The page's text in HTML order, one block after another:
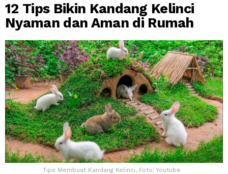
12 Tips Bikin Kandang Kelinci
Nyaman dan Aman di Rumah
Tips Membuat Kandang Kelinci, Foto: Youtube